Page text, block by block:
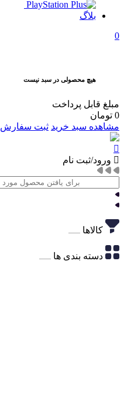
بلاگ
0
هیچ محصولی در سبد نیست
مبلغ قابل پرداخت
0 تومان
مشاهده سبد خرید ثبت سفارش
ورود/ثبت نام
کالاها
دسته بندی ها